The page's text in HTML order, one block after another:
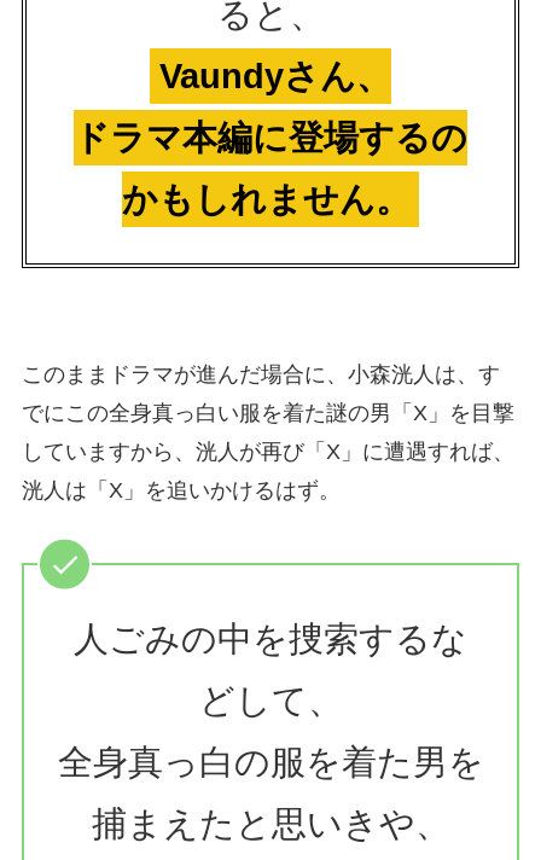
ると、
Vaundyさん、
ドラマ本編に登場するの
かもしれません。
このままドラマが進んだ場合に、小森洸人は、す
でにこの全身真っ白い服を着た謎の男「X」を目撃
していますから、洸人が再び「X」に遭遇すれば、
洸人は「X」を追いかけるはず。
人ごみの中を捜索するな
どして、
全身真っ白の服を着た男を
捕まえたと思いきや、